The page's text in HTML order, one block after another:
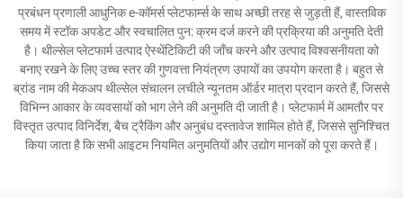
प्रबंधन प्रणाली आधुनिक e-कॉमर्स प्लेटफार्म्स के साथ अच्छी तरह से जुड़ती हैं, वास्तविक
समय में स्टॉक अपडेट और स्वचालित पुन: क्रम दर्ज करने की प्रक्रिया की अनुमति देती
है। थील्सेल प्लेटफार्म उत्पाद ऐस्थेंटिकिटी की जाँच करने और उत्पाद विश्वसनीयता को
बनाए रखने के लिए उच्च स्तर की गुणवत्ता नियंत्रण उपायों का उपयोग करता है। बहुत से
ब्रांड नाम की मेकअप थील्सेल संचालन लचीले न्यूनतम ऑर्डर मात्रा प्रदान करते हैं, जिससे
विभिन्न आकार के व्यवसायों को भाग लेने की अनुमति दी जाती है। प्लेटफार्म में आमतौर पर
विस्तृत उत्पाद विनिर्देश, बैच ट्रैकिंग और अनुबंध दस्तावेज शामिल होते हैं, जिससे सुनिश्चित
किया जाता है कि सभी आइटम नियमित अनुमतियों और उद्योग मानकों को पूरा करते हैं।